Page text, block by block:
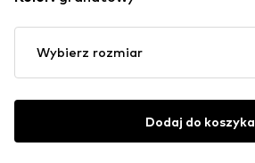
Wybierz rozmiar
Dodaj do koszyka